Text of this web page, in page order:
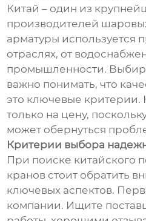
Китай – один из
производителей
арматуры используется
отраслях, от
промышленности.
важно понимать, что
это ключевые критерии.
только на цену,
может обернуться
Критерии выбора
При поиске китайского
кранов стоит обратить
ключевых аспектов.
компании. Ищите